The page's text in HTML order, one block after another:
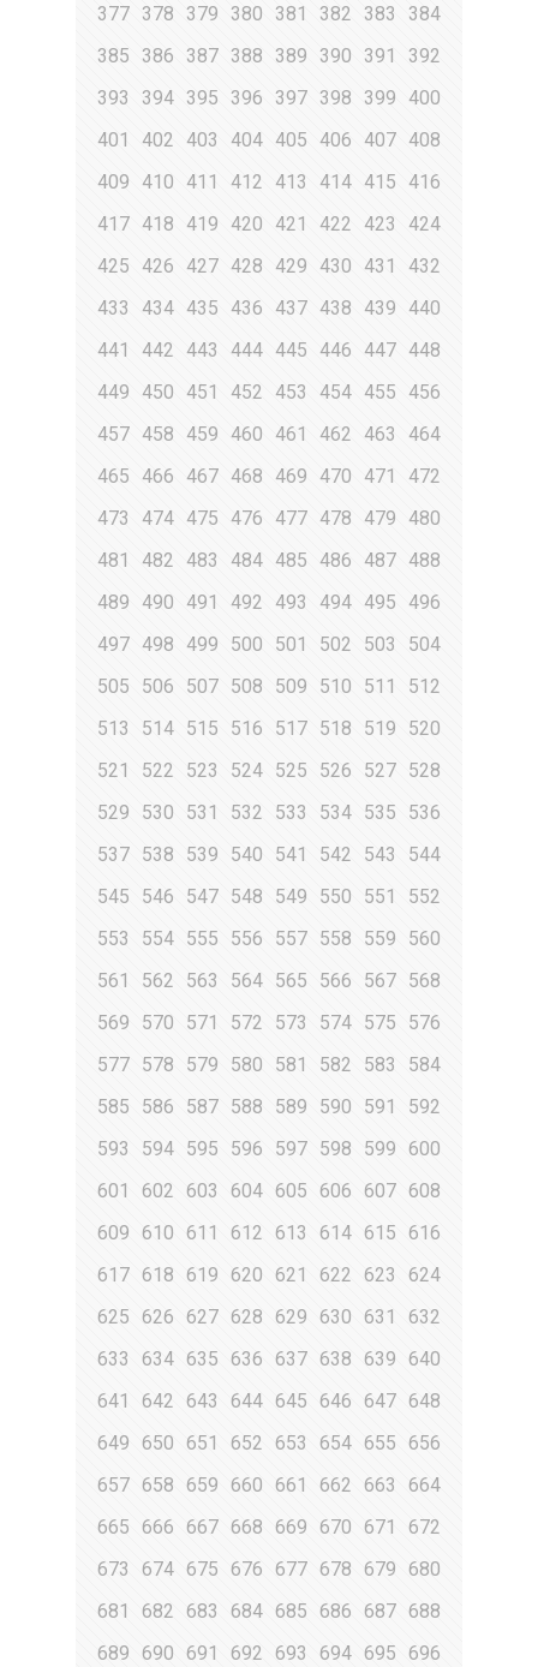
377 378 379 380 381 382 383
384
385
386 387 388 389 390 391
392
393
394 395 396 397 398 399
400
401
402 403 404 405 406 407 408
409
410 411 412 413 414 415
416
417 418 419 420 421 422 423
424
425
426 427 428 429 430 431
432
433
434 435 436 437 438 439
440
441
442 443 444 445 446 447 448
449
450 451 452 453 454 455
456
457 458 459 460 461 462 463
464
465
466 467 468 469 470 471
472
473
474 475 476 477 478 479
480
481
482 483 484 485 486 487 488
489
490 491 492 493 494 495
496
497 498 499 500 501 502 503
504
505
506 507 508 509 510 511
512
513
514 515 516 517 518 519
520
521
522 523 524 525 526 527 528
529
530 531 532 533 534 535
536
537 538 539 540 541 542 543
544
545
546 547 548 549 550 551
552
553
554 555 556 557 558 559
560
561
562 563 564 565 566 567 568
569
570 571 572 573 574 575
576
577 578 579 580 581 582 583
584
585
586 587 588 589 590 591
592
593
594 595 596 597 598 599
600
601
602 603 604 605 606 607 608
609
610 611 612 613 614 615
616
617 618 619 620 621 622 623
624
625
626 627 628 629 630 631
632
633
634 635 636 637 638 639 640
641
642 643 644 645 646 647 648
649
650 651 652 653 654 655 656
657 658 659 660 661 662 663
664
665
666 667 668 669 670 671
672
673
674 675 676 677 678 679
680
681
682 683 684 685 686 687 688
689
690 691 692 693 694 695
696